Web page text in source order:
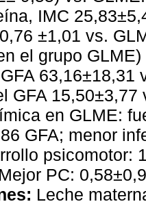
IMC
±1,01 vs.
el grupo
63,16±18,31
GFA
en GLME:
GFA; menor
psicomotor:
PC:
Leche